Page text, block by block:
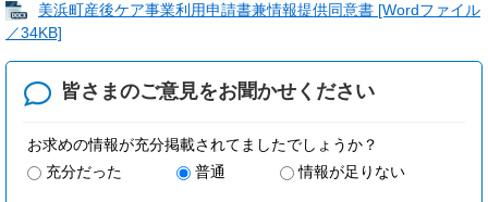
美浜町産後ケア事業利用申請書兼情報提供同意書 [Wordファイル
／34KB]
皆さまのご意見をお聞かせください
お求めの情報が充分掲載されてましたでしょうか？
充分だった
普通 情報が足りない